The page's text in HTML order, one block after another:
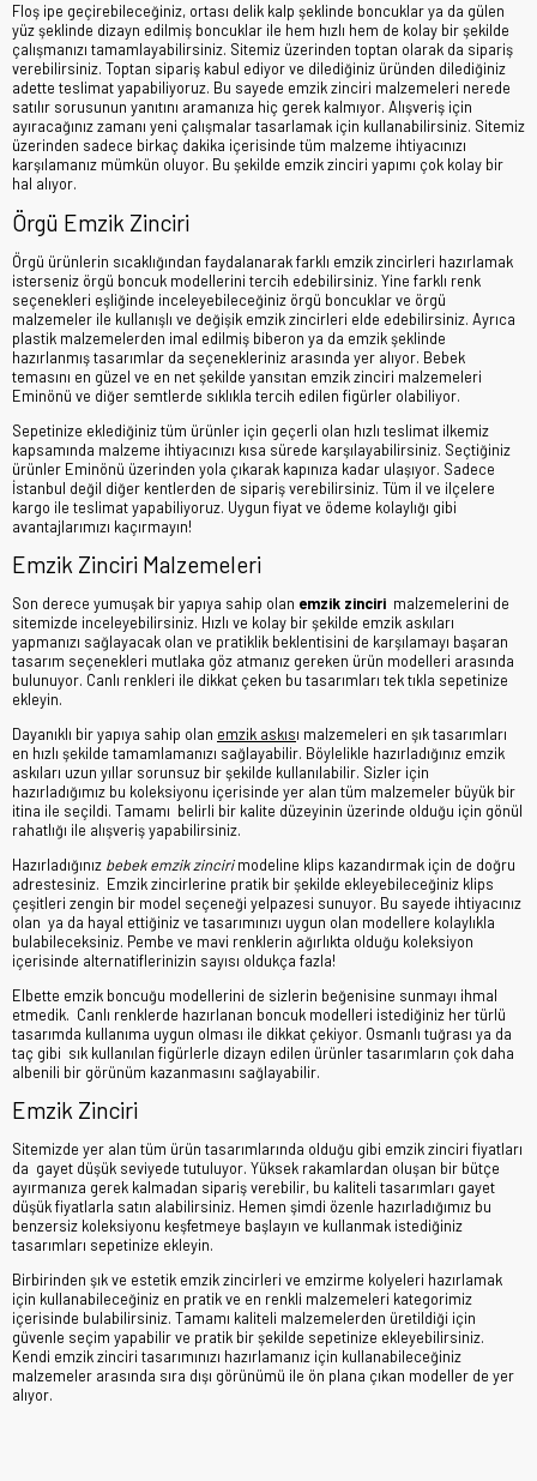
Floş ipe geçirebileceğiniz, ortası delik kalp şeklinde boncuklar ya da gülen
yüz şeklinde dizayn edilmiş boncuklar ile hem hızlı hem de kolay bir şekilde
çalışmanızı tamamlayabilirsiniz. Sitemiz üzerinden toptan olarak da sipariş
verebilirsiniz. Toptan sipariş kabul ediyor ve dilediğiniz üründen dilediğiniz
adette teslimat yapabiliyoruz. Bu sayede emzik zinciri malzemeleri nerede
satılır sorusunun yanıtını aramanıza hiç gerek kalmıyor. Alışveriş için
ayıracağınız zamanı yeni çalışmalar tasarlamak için kullanabilirsiniz. Sitemiz
üzerinden sadece birkaç dakika içerisinde tüm malzeme ihtiyacınızı
karşılamanız mümkün oluyor. Bu şekilde emzik zinciri yapımı çok kolay bir
hal alıyor.
Örgü Emzik Zinciri
Örgü ürünlerin sıcaklığından faydalanarak farklı emzik zincirleri hazırlamak
isterseniz örgü boncuk modellerini tercih edebilirsiniz. Yine farklı renk
seçenekleri eşliğinde inceleyebileceğiniz örgü boncuklar ve örgü
malzemeler ile kullanışlı ve değişik emzik zincirleri elde edebilirsiniz. Ayrıca
plastik malzemelerden imal edilmiş biberon ya da emzik şeklinde
hazırlanmış tasarımlar da seçenekleriniz arasında yer alıyor. Bebek
temasını en güzel ve en net şekilde yansıtan emzik zinciri malzemeleri
Eminönü ve diğer semtlerde sıklıkla tercih edilen figürler olabiliyor.
Sepetinize eklediğiniz tüm ürünler için geçerli olan hızlı teslimat ilkemiz
kapsamında malzeme ihtiyacınızı kısa sürede karşılayabilirsiniz. Seçtiğiniz
ürünler Eminönü üzerinden yola çıkarak kapınıza kadar ulaşıyor. Sadece
İstanbul değil diğer kentlerden de sipariş verebilirsiniz. Tüm il ve ilçelere
kargo ile teslimat yapabiliyoruz. Uygun fiyat ve ödeme kolaylığı gibi
avantajlarımızı kaçırmayın!
Emzik Zinciri Malzemeleri
Son derece yumuşak bir yapıya sahip olan emzik zinciri malzemelerini de
sitemizde inceleyebilirsiniz. Hızlı ve kolay bir şekilde emzik askıları
yapmanızı sağlayacak olan ve pratiklik beklentisini de karşılamayı başaran
tasarım seçenekleri mutlaka göz atmanız gereken ürün modelleri arasında
bulunuyor. Canlı renkleri ile dikkat çeken bu tasarımları tek tıkla sepetinize
ekleyin.
Dayanıklı bir yapıya sahip olan emzik askısı malzemeleri en şık tasarımları
en hızlı şekilde tamamlamanızı sağlayabilir. Böylelikle hazırladığınız emzik
askıları uzun yıllar sorunsuz bir şekilde kullanılabilir. Sizler için
hazırladığımız bu koleksiyonu içerisinde yer alan tüm malzemeler büyük bir
itina ile seçildi. Tamamı belirli bir kalite düzeyinin üzerinde olduğu için gönül
rahatlığı ile alışveriş yapabilirsiniz.
Hazırladığınız bebek emzik zincirimodeline klips kazandırmak için de doğru
adrestesiniz. Emzik zincirlerine pratik bir şekilde ekleyebileceğiniz klips
çeşitleri zengin bir model seçeneği yelpazesi sunuyor. Bu sayede ihtiyacınız
olan ya da hayal ettiğiniz ve tasarımınızı uygun olan modellere kolaylıkla
bulabileceksiniz. Pembe ve mavi renklerin ağırlıkta olduğu koleksiyon
içerisinde alternatiflerinizin sayısı oldukça fazla!
Elbette emzik boncuğu modellerini de sizlerin beğenisine sunmayı ihmal
etmedik. Canlı renklerde hazırlanan boncuk modelleri istediğiniz her türlü
tasarımda kullanıma uygun olması ile dikkat çekiyor. Osmanlı tuğrası ya da
taç gibi sık kullanılan figürlerle dizayn edilen ürünler tasarımların çok daha
albenili bir görünüm kazanmasını sağlayabilir.
Emzik Zinciri
Sitemizde yer alan tüm ürün tasarımlarında olduğu gibi emzik zinciri fiyatları
da gayet düşük seviyede tutuluyor. Yüksek rakamlardan oluşan bir bütçe
ayırmanıza gerek kalmadan sipariş verebilir, bu kaliteli tasarımları gayet
düşük fiyatlarla satın alabilirsiniz. Hemen şimdi özenle hazırladığımız bu
benzersiz koleksiyonu keşfetmeye başlayın ve kullanmak istediğiniz
tasarımları sepetinize ekleyin.
Birbirinden şık ve estetik emzik zincirleri ve emzirme kolyeleri hazırlamak
için kullanabileceğiniz en pratik ve en renkli malzemeleri kategorimiz
içerisinde bulabilirsiniz. Tamamı kaliteli malzemelerden üretildiği için
güvenle seçim yapabilir ve pratik bir şekilde sepetinize ekleyebilirsiniz.
Kendi emzik zinciri tasarımınızı hazırlamanız için kullanabileceğiniz
malzemeler arasında sıra dışı görünümü ile ön plana çıkan modeller de yer
alıyor.